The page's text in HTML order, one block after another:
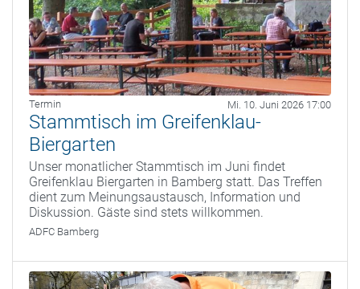
Termin Mi. 10. Juni 2026 17:00
Stammtisch im Greifenklau-
Biergarten
Unser monatlicher Stammtisch im Juni findet
Greifenklau Biergarten in Bamberg statt. Das Treffen
dient zum Meinungsaustausch, Information und
Diskussion. Gäste sind stets willkommen.
ADFC Bamberg